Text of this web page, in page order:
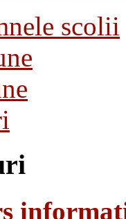
scolii